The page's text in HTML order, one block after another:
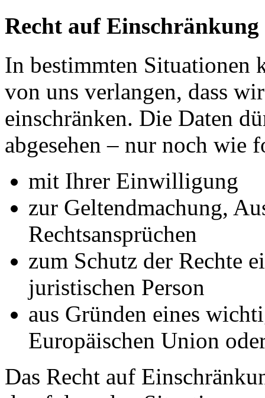
Recht auf
In bestimmten Situationen
von uns verlangen, dass
einschränken. Die Daten
abgesehen – nur noch wie
mit Ihrer Einwilligung
zur Geltendmachung,
Rechtsansprüchen
zum Schutz der Rechte
juristischen Person
aus Gründen eines
Europäischen Union
Das Recht auf